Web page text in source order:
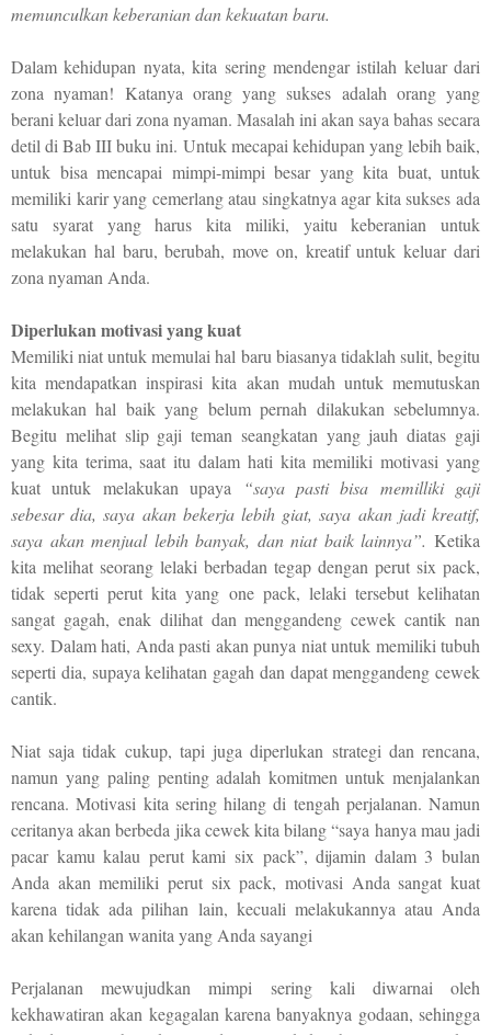
memunculkan keberanian dan kekuatan baru.
Dalam kehidupan nyata, kita sering mendengar istilah keluar dari
zona nyaman! Katanya orang yang sukses adalah orang yang
berani keluar dari zona nyaman. Masalah ini akan saya bahas secara
detil di Bab III buku ini. Untuk mecapai kehidupan yang lebih baik,
untuk bisa mencapai mimpi-mimpi besar yang kita buat, untuk
memiliki karir yang cemerlang atau singkatnya agar kita sukses ada
satu syarat yang harus kita miliki, yaitu keberanian untuk
melakukan hal baru, berubah, move on, kreatif untuk keluar dari
zona nyaman Anda.
Diperlukan motivasi yang kuat
Memiliki niat untuk memulai hal baru biasanya tidaklah sulit, begitu
kita mendapatkan inspirasi kita akan mudah untuk memutuskan
melakukan hal baik yang belum pernah dilakukan sebelumnya.
Begitu melihat slip gaji teman seangkatan yang jauh diatas gaji
yang kita terima, saat itu dalam hati kita memiliki motivasi yang
kuat untuk melakukan upaya
“saya pasti bisa memilliki gaji
sebesar dia, saya akan bekerja lebih giat, saya akan jadi kreatif,
saya akan menjual lebih banyak, dan niat baik lainnya”. Ketika
kita melihat seorang lelaki berbadan tegap dengan perut six pack,
tidak seperti perut kita yang one pack, lelaki tersebut kelihatan
sangat gagah, enak dilihat dan menggandeng cewek cantik nan
sexy. Dalam hati, Anda pasti akan punya niat untuk memiliki tubuh
seperti dia, supaya kelihatan gagah dan dapat menggandeng cewek
cantik.
Niat saja tidak cukup, tapi juga diperlukan strategi dan rencana,
namun yang paling penting adalah komitmen untuk menjalankan
rencana. Motivasi kita sering hilang di tengah perjalanan. Namun
ceritanya akan berbeda jika cewek kita bilang “saya hanya mau jadi
pacar kamu kalau perut kami six pack”, dijamin dalam 3 bulan
Anda akan memiliki perut six pack, motivasi Anda sangat kuat
karena tidak ada pilihan lain, kecuali melakukannya atau Anda
akan kehilangan wanita yang Anda sayangi
Perjalanan mewujudkan mimpi sering kali diwarnai oleh
kekhawatiran akan kegagalan karena banyaknya godaan, sehingga